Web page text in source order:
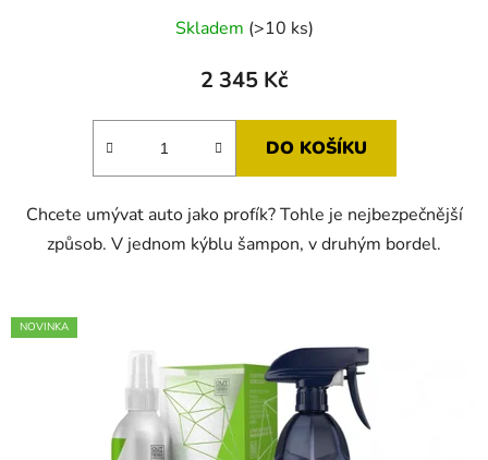
hodnocení
produktu
5,0
hvězdiček.
Skladem (>10 ks)
2 345 Kč
DO KOŠÍKU
Chcete umývat auto jako profík? Tohle je nejbezpečnější
způsob. V jednom kýblu šampon, v druhým bordel.
NOVINKA